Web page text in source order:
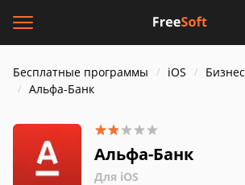
Бесплатные программы iOS Бизнес
Альфа-Банк
Альфа-Банк
Для iOS